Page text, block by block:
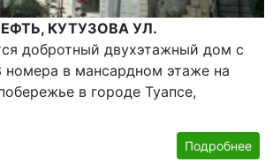
КУТУЗОВА УЛ.
добротный двухэтажный дом с
номера в мансардном этаже на
в городе Туапсе,
Подробнее